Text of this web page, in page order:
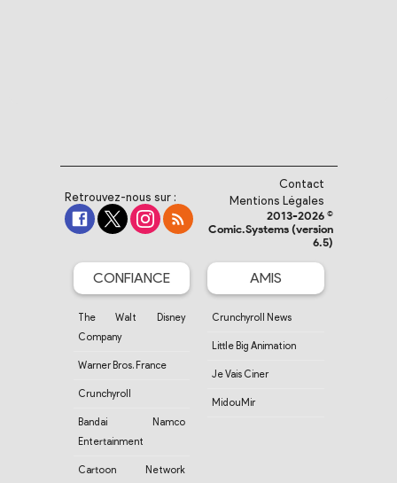
Retrouvez-nous sur :
Contact
Mentions Légales
2013-2026 ©
Comic.Systems (version
6.5)
CONFIANCE
The Walt Disney
Company
Warner Bros. France
Crunchyroll
Bandai Namco
Entertainment
Cartoon Network
AMIS
Crunchyroll News
Little Big Animation
Je Vais Ciner
MidouMir